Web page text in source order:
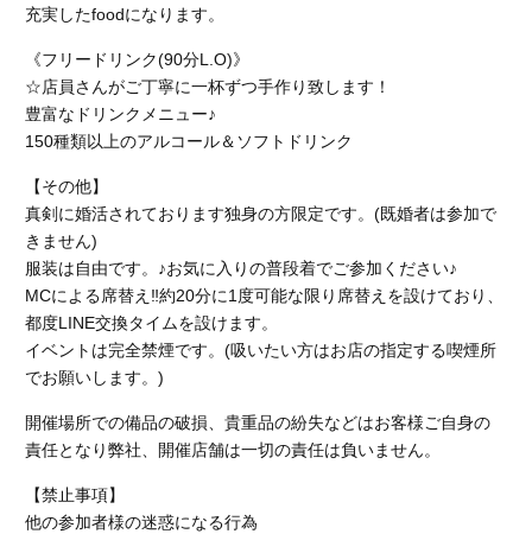
充実したfoodになります。
《フリードリンク(90分L.O)》
☆店員さんがご丁寧に一杯ずつ手作り致します！
豊富なドリンクメニュー♪
150種類以上のアルコール＆ソフトドリンク
【その他】
真剣に婚活されております独身の方限定です。(既婚者は参加で
きません)
服装は自由です。♪お気に入りの普段着でご参加ください♪
MCによる席替え‼︎約20分に1度可能な限り席替えを設けており、
都度LINE交換タイムを設けます。
イベントは完全禁煙です。(吸いたい方はお店の指定する喫煙所
でお願いします。)
開催場所での備品の破損、貴重品の紛失などはお客様ご自身の
責任となり弊社、開催店舗は一切の責任は負いません。
【禁止事項】
他の参加者様の迷惑になる行為